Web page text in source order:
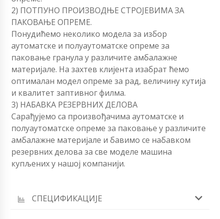
2) ПОТПУНО ПРОИЗВОДЊЕ СТРОЈЕВИМА ЗА
ПАКОВАЊЕ ОПРЕМЕ.
Понудићемо неколико модела за избор
аутоматске и полуаутоматске опреме за
паковање гранула у различите амбалажне
материјале. На захтев клијента изабрат ћемо
оптималан модел опреме за рад, величину кутија
и квалитет заптивног филма.
3) НАБАВКА РЕЗЕРВНИХ ДЕЛОВА
Сарађујемо са произвођачима аутоматске и
полуаутоматске опреме за паковање у различите
амбалажне материјале и бавимо се набавком
резервних делова за све моделе машина
купљених у нашој компанији.
СПЕЦИФИКАЦИЈЕ